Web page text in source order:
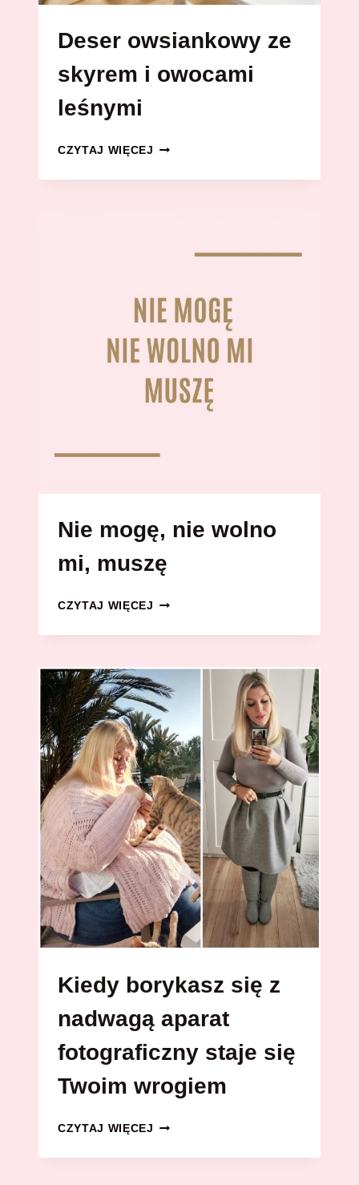
Deser owsiankowy ze
skyrem i owocami
leśnymi
CZYTAJ WIĘCEJ DESER
ZE
Nie mogę, nie wolno
mi, muszę
CZYTAJ WIĘCEJ NIE
NIE
MI,
MUSZĘ
Kiedy borykasz się z
nadwagą aparat
fotograficzny staje się
Twoim wrogiem
CZYTAJ WIĘCEJ KIEDY
SIĘ